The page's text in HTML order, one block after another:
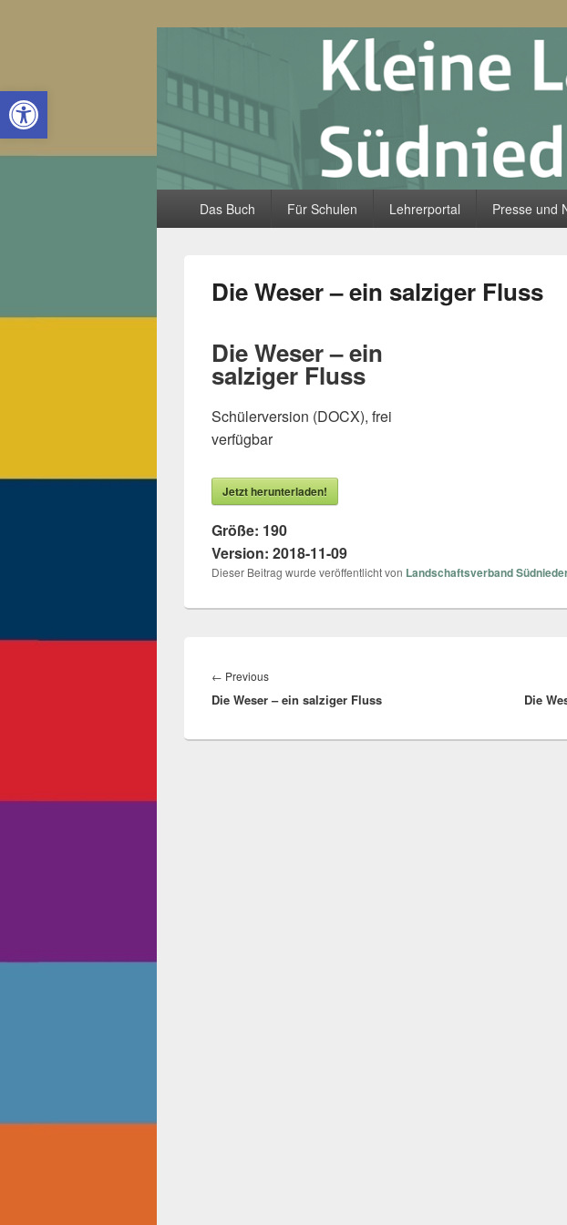
Open toolbar
Kleine Landeskunde
Hauptmenü
Das Buch Für Schulen Lehrerportal Presse und
Die Weser – ein salziger Fluss
Die Weser – ein
salziger Fluss
Schülerversion (DOCX), frei
verfügbar
Jetzt herunterladen!
Größe: 190
Version: 2018-11-09
Dieser Beitrag wurde veröffentlicht von Landschaftsverband
← Previous
post:
Die Weser – ein salziger Fluss Die